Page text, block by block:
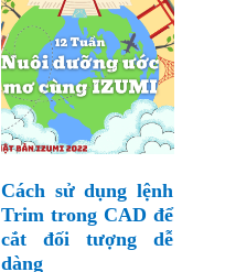
Cách sử dụng lệnh
Trim trong CAD để
cắt đối tượng dễ
dàng